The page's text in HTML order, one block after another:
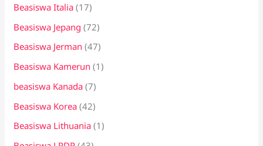
Beasiswa Italia (17)
Beasiswa Jepang (72)
Beasiswa Jerman (47)
Beasiswa Kamerun (1)
beasiswa Kanada (7)
Beasiswa Korea (42)
Beasiswa Lithuania (1)